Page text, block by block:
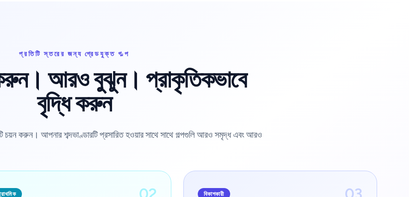
প্রতিটি স্তরের জন্য গ্রেডযুক্ত গল্প
আরও বুঝুন। প্রাকৃতিকভাবে
বৃদ্ধি করুন
করুন। আপনার শব্দভাণ্ডারটি প্রসারিত হওয়ার সাথে সাথে গল্পগুলি আরও সমৃদ্ধ এবং আরও
বিকাশকারী